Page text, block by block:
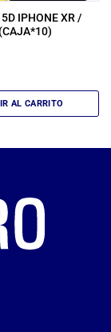
IPHONE XR /
AL CARRITO